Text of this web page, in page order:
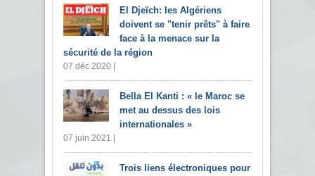
El Djeïch: les Algériens
doivent se "tenir prêts" à faire
face à la menace sur la
sécurité de la région
07 déc 2020 |
Bella El Kanti : « le Maroc se
met au dessus des lois
internationales »
07 juin 2021 |
Trois liens électroniques pour